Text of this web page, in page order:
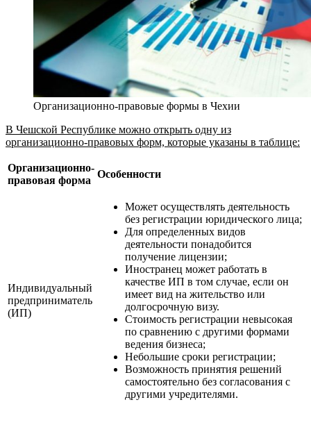
Организационно-правовые формы в Чехии
В Чешской Республике можно открыть одну из
организационно-правовых форм, которые указаны в таблице:
Организационно-
правовая форма
Особенности
Индивидуальный
предприниматель
(ИП)
Может осуществлять деятельность
без регистрации юридического лица;
Для определенных видов
деятельности понадобится
получение лицензии;
Иностранец может работать в
качестве ИП в том случае, если он
имеет вид на жительство или
долгосрочную визу.
Стоимость регистрации невысокая
по сравнению с другими формами
ведения бизнеса;
Небольшие сроки регистрации;
Возможность принятия решений
самостоятельно без согласования с
другими учредителями.